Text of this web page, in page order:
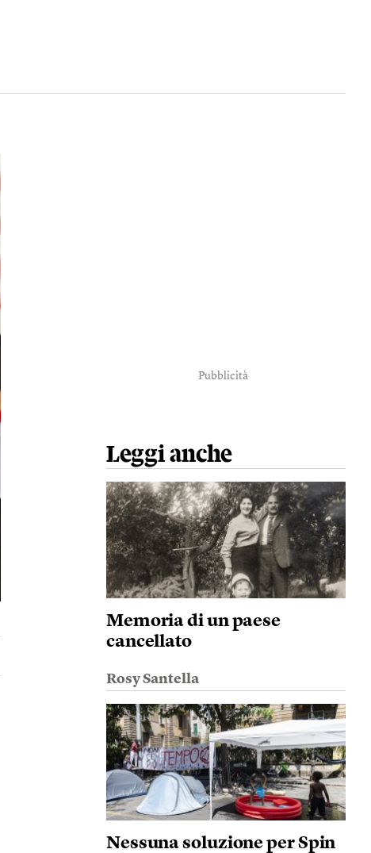
Pubblicità
Leggi anche
Memoria di un paese
cancellato
Rosy Santella
Nessuna soluzione per Spin